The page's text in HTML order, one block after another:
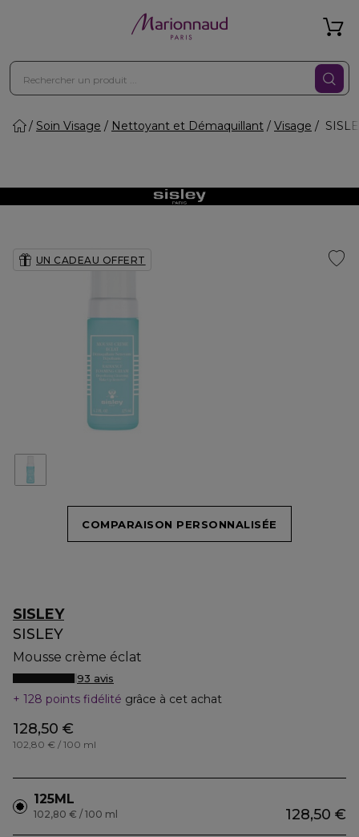
Soin Visage Nettoyant et Démaquillant Visage
UN CADEAU OFFERT
COMPARAISON PERSONNALISÉE
SISLEY
SISLEY
Mousse crème éclat
93 avis
128 points fidélité grâce à cet achat
128,50 €
102,80 € / 100 ml
125ML
128,50 €
102,80 € / 100 ml